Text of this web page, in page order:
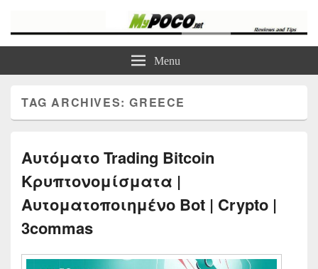
Τα καλύτερα Reviews , Συγκρίσεις , VPN , Webhosting
Menu
TAG ARCHIVES:GREECE
Αυτόματο Trading Bitcoin
Κρυπτονομίσματα |
Αυτοματοποιημένο Bot | Crypto |
3commas